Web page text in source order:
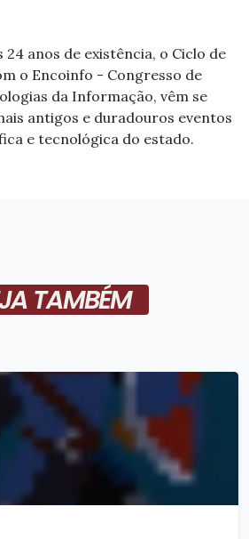
24 anos de existência, o Ciclo de
o Encoinfo - Congresso de
da Informação, vêm se
antigos e duradouros eventos
e tecnológica do estado.
TAMBÉM